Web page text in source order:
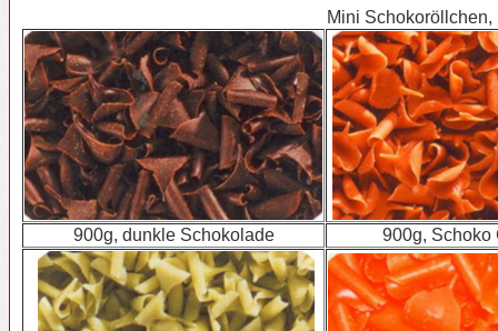
Mini
900g, dunkle Schokolade 900g, Schoko